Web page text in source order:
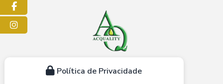
Facebook
Instagram
Política de Privacidade